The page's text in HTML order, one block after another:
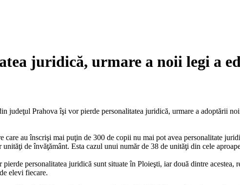
juridică, urmare a noii legi a
judeţul Prahova îşi vor pierde personalitatea juridică, urmare a adoptării
care au înscrişi mai puţin de 300 de copii nu mai pot avea personalitate
de învăţământ. Esta cazul unui număr de 38 de unităţi din cele
personalitatea juridică sunt situate în Ploieşti, iar două dintre acestea,
elevi fiecare.